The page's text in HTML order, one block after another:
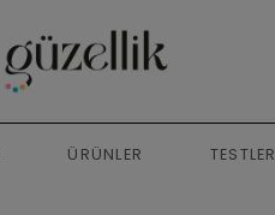
ÜRÜNLER TESTLER